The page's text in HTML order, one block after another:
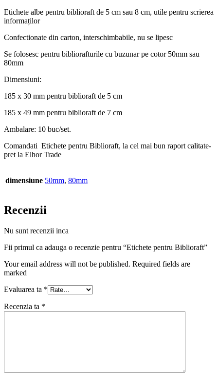
Etichete albe pentru biblioraft de 5 cm sau 8 cm, utile pentru scrierea
informaților
Confectionate din carton, interschimbabile, nu se lipesc
Se folosesc pentru bibliorafturile cu buzunar pe cotor 50mm sau
80mm
Dimensiuni:
185 x 30 mm pentru biblioraft de 5 cm
185 x 49 mm pentru biblioraft de 7 cm
Ambalare: 10 buc/set.
Comandati Etichete pentru Biblioraft, la cel mai bun raport calitate-
pret la Elhor Trade
dimensiune 50mm, 80mm
Recenzii
Nu sunt recenzii inca
Fii primul ca adauga o recenzie pentru “Etichete pentru Biblioraft”
Your email address will not be published. Required fields are
marked
Evaluarea ta *
Recenzia ta *